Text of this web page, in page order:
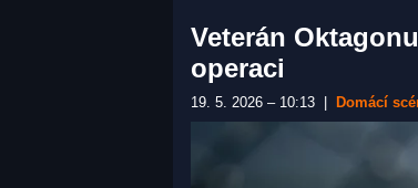
Veterán
operaci
19. 5. 2026 – 10:13 Domácí